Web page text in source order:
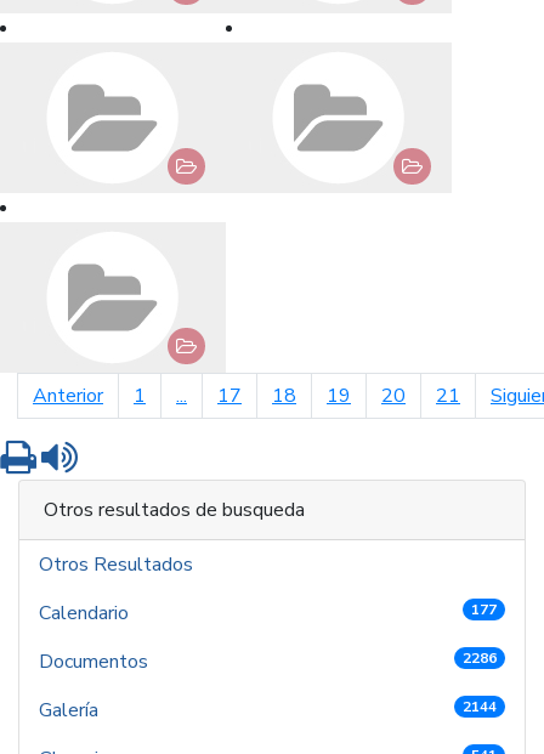
Anteriorpágina anterior
1 ... 17 18 19 20 21
Imprimir
Otros resultados de busqueda
Otros Resultados
Calendario
177
Documentos 2286
Galería 2144